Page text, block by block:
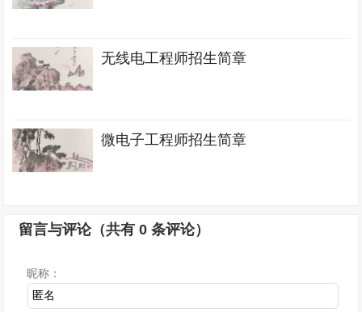
无线电工程师招生简章
微电子工程师招生简章
留言与评论（共有0 条评论）
昵称：